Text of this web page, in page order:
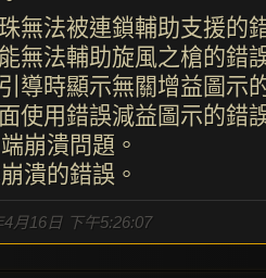
無法被連鎖輔助支援的
無法輔助旋風之槍的錯
導時顯示無關增益圖示
使用錯誤減益圖示的錯
崩潰問題。
潰的錯誤。
月16日 下午5:26:07